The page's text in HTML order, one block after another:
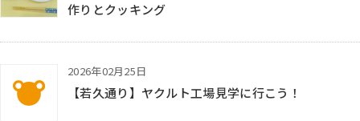
作りとクッキング
KTC放課後等デイサービス はぐぽん
【若久通り】ヤクルト工場見学に行こう！
2026年02月25日